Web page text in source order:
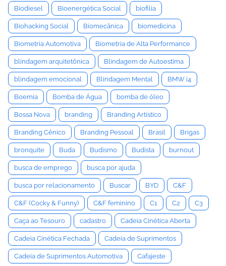
Biodiesel Bioenergética Social biofilia
Biohacking Social Biomecânica biomedicina
Biometria Automotiva Biometria de Alta Performance
blindagem arquitetônica Blindagem de Autoestima
blindagem emocional Blindagem Mental BMW i4
Boemia Bomba de Água bomba de óleo
Bossa Nova branding Branding Artístico
Branding Cênico Branding Pessoal Brasil Brigas
bronquite Buda Budismo Budista burnout
busca de emprego busca por ajuda
busca por relacionamento Buscar BYD C&F
C&F (Cocky & Funny) C&F feminino C1 C2 C3
Caça ao Tesouro cadastro Cadeia Cinética Aberta
Cadeia Cinética Fechada Cadeia de Suprimentos
Cadeia de Suprimentos Automotiva Cafajeste